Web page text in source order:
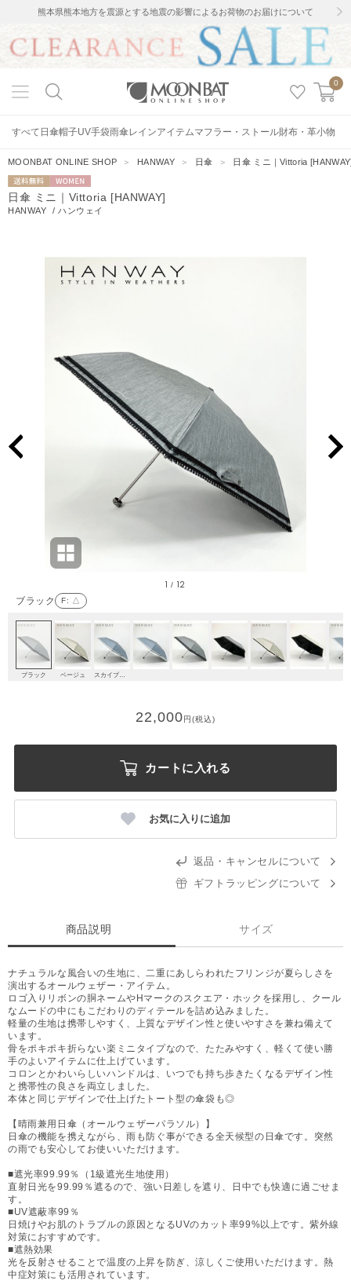
熊本県熊本地方を震源とする地震の影響によるお荷物のお届けについて
0
すべて 日傘帽子UV手袋雨傘レインアイテムマフラー・ストール財布・革小物
MOONBAT ONLINE SHOP ＞ HANWAY ＞ 日傘 ＞ 日傘 ミニ｜Vittoria
送料無料 WOMEN
日傘 ミニ｜Vittoria [HANWAY]
HANWAY /ハンウェイ
ブラック F: △
1 / 12
ブラック ベージュ
22,000円(税込)
カートに入れる
お気に入りに追加
返品・キャンセルについて
ギフトラッピングについて
商品説明 サイズ
ナチュラルな風合いの生地に、二重にあしらわれたフリンジが夏らしさを
演出するオールウェザー・アイテム。
ロゴ入りリボンの胴ネームやHマークのスクエア・ホックを採用し、クール
なムードの中にもこだわりのディテールを詰め込みました。
軽量の生地は携帯しやすく、上質なデザイン性と使いやすさを兼ね備えて
います。
骨をポキポキ折らない楽ミニタイプなので、たたみやすく、軽くて使い勝
手のよいアイテムに仕上げています。
コロンとかわいらしいハンドルは、いつでも持ち歩きたくなるデザイン性
と携帯性の良さを両立しました。
本体と同じデザインで仕上げたトート型の傘袋も◎
【晴雨兼用日傘（オールウェザーパラソル）】
日傘の機能を携えながら、雨も防ぐ事ができる全天候型の日傘です。突然
の雨でも安心してお使いいただけます。
■遮光率99.99％（1級遮光生地使用）
直射日光を99.99％遮るので、強い日差しを遮り、日中でも快適に過ごせま
す。
■UV遮蔽率99％
日焼けやお肌のトラブルの原因となるUVのカット率99%以上です。紫外線
対策におすすめです。
■遮熱効果
光を反射させることで温度の上昇を防ぎ、涼しくご使用いただけます。熱
中症対策にも活用されています。